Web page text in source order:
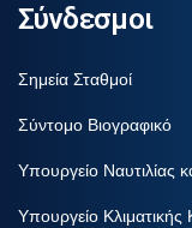
Σύνδεσμοι
Σημεία Σταθμοί
Σύντομο Βιογραφικό
Υπουργείο Ναυτιλίας
Υπουργείο Κλιματικής